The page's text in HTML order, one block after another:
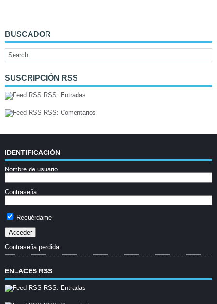
BUSCADOR
SUSCRIPCIÓN RSS
RSS: Entradas
RSS: Comentarios
IDENTIFICACIÓN
Nombre de usuario
Contraseña
Recuérdame
Contraseña perdida
ENLACES RSS
RSS: Entradas